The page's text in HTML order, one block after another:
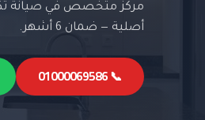
مركز متخصص في صيانة
أصلية — ضمان 6 أشهر.
📞 01000069586